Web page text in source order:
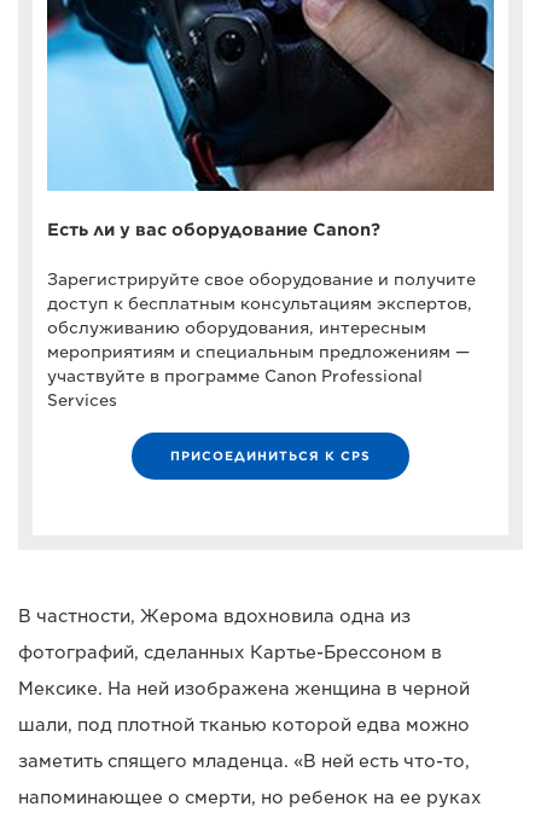
Есть ли у вас оборудование Canon?
Зарегистрируйте свое оборудование и получите
доступ к бесплатным консультациям экспертов,
обслуживанию оборудования, интересным
мероприятиям и специальным предложениям —
участвуйте в программе Canon Professional
Services
ПРИСОЕДИНИТЬСЯ К CPS
В частности, Жерома вдохновила одна из
фотографий, сделанных Картье-Брессоном в
Мексике. На ней изображена женщина в черной
шали, под плотной тканью которой едва можно
заметить спящего младенца. «В ней есть что-то,
напоминающее о смерти, но ребенок на ее руках